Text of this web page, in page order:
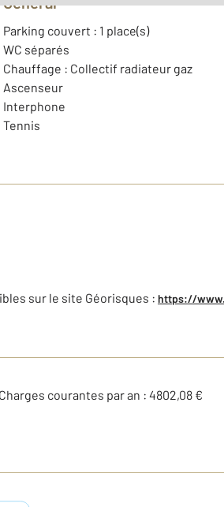
Parking couvert : 1 place(s)
WC séparés
Chauffage : Collectif radiateur gaz
Ascenseur
Interphone
Tennis
sur le site Géorisques : https://
Charges courantes par an : 4802,08 €